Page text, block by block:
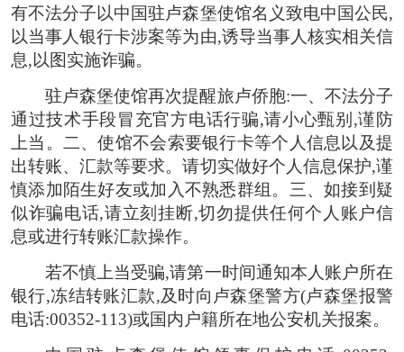
有不法分子以中国驻卢森堡使馆名义致电中国公民,
以当事人银行卡涉案等为由,诱导当事人核实相关信
息,以图实施诈骗。
驻卢森堡使馆再次提醒旅卢侨胞:一、不法分子
通过技术手段冒充官方电话行骗,请小心甄别,谨防
上当。二、使馆不会索要银行卡等个人信息以及提
出转账、汇款等要求。请切实做好个人信息保护,谨
慎添加陌生好友或加入不熟悉群组。三、如接到疑
似诈骗电话,请立刻挂断,切勿提供任何个人账户信
息或进行转账汇款操作。
若不慎上当受骗,请第一时间通知本人账户所在
银行,冻结转账汇款,及时向卢森堡警方(卢森堡报警
电话:00352-113)或国内户籍所在地公安机关报案。